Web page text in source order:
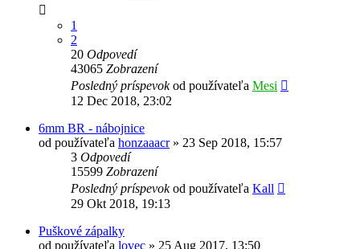
1
2
20 Odpovedí
43065 Zobrazení
Posledný príspevokod používateľa Mesi
12 Dec 2018, 23:02
6mm BR - nábojnice
od používateľa honzaaacr» 23 Sep 2018, 15:57
3 Odpovedí
15599 Zobrazení
Posledný príspevokod používateľa Kall
29 Okt 2018, 19:13
Puškové zápalky
od používateľa lovec » 25 Aug 2017, 13:50